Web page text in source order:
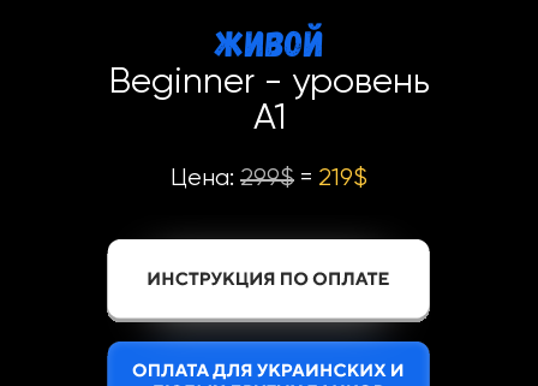
Живой
Beginner - уровень
A1
Цена: 299$ = 219$